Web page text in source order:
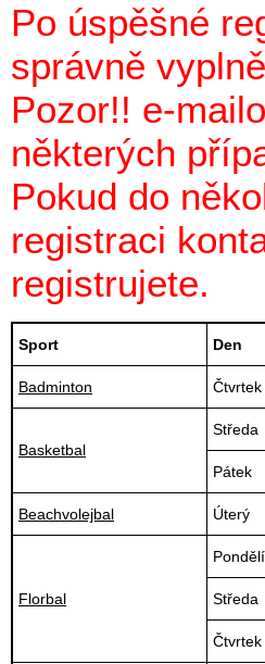
Po úspěšné
správně
Pozor!! e-
některých
Pokud do
registraci
registrujete.
Sport Den
Badminton Čtvrtek
Basketbal
Středa
Pátek
Beachvolejbal Úterý
Florbal
Pondělí
Středa
Čtvrtek